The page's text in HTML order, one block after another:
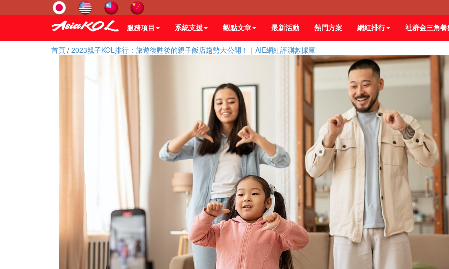
服務項目 系統支援 觀點文章 最新活動 熱門方案 網紅排行 社群金三角
首頁 / 2023親子KOL排行：旅遊復甦後的親子飯店趨勢大公開！｜AIE網紅評測數據庫